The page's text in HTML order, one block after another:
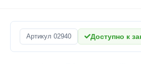
Артикул 02940 Доступно к